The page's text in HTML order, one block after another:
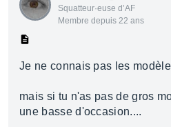
Squatteur·euse d’AF
Membre depuis 22 ans
Je ne connais pas les
mais si tu n'as pas de gros
une basse d'occasion....